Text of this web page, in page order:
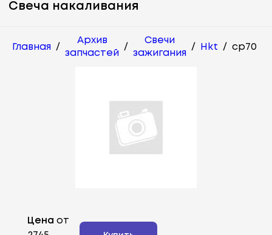
Свеча накаливания
Главная /
Архив
запчастей
/
Свечи
зажигания
/ Hkt / cp70
Цена от